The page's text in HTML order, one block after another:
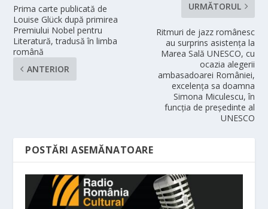
Prima carte publicată de
Louise Glück după primirea
Premiului Nobel pentru
Literatură, tradusă în limba
română
ANTERIOR
URMĂTORUL
Ritmuri de jazz românesc
au surprins asistenţa la
Marea Sală UNESCO, cu
ocazia alegerii
ambasadoarei României,
excelența sa doamna
Simona Miculescu, în
funcția de președinte al
UNESCO
POSTĂRI ASEMĂNATOARE